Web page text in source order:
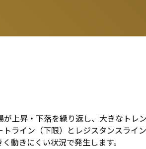
上昇・下落を繰り返し、大きなトレ
ライン（下限）とレジスタンスライ
動きにくい状況で発生します。